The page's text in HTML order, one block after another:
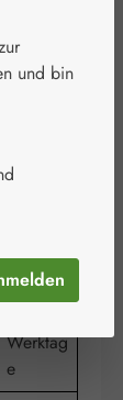
Uhr
eit
Werktag
e
und bin